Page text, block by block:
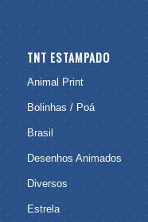
TNT ESTAMPADO
Animal Print
Bolinhas / Poá
Brasil
Desenhos Animados
Diversos
Estrela